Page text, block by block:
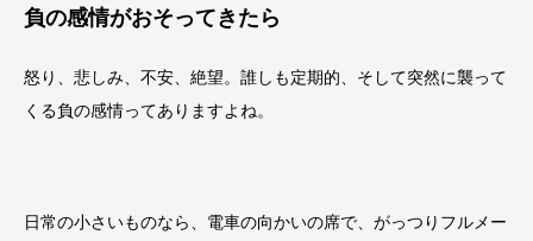
負の感情がおそってきたら
怒り、悲しみ、不安、絶望。誰しも定期的、そして突然に襲って
くる負の感情ってありますよね。
日常の小さいものなら、電車の向かいの席で、がっつりフルメー